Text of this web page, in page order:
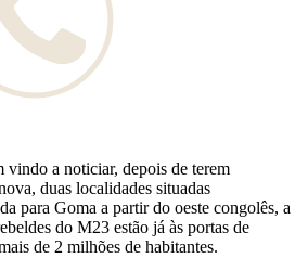
a noticiar, depois de terem
duas localidades situadas
para Goma a partir do oeste congolês, a
do M23 estão já às portas de
de 2 milhões de habitantes.